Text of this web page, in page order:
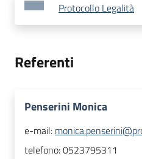
Protocollo Legalità
Referenti
Penserini Monica
e-mail:
telefono:0523795311